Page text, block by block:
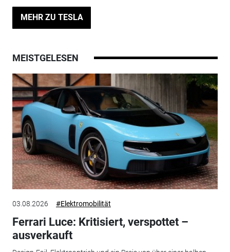
MEHR ZU TESLA
MEISTGELESEN
03.08.2026 #Elektromobilität
Ferrari Luce: Kritisiert, verspottet –
ausverkauft